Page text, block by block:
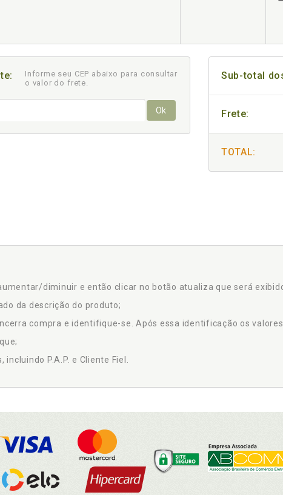
Informe seu CEP abaixo para consultar
o valor do frete.
Ok
Sub-total
Frete:
TOTAL:
diminuir e então clicar no botão atualiza que será
da descrição do produto;
compra e identifique-se. Após essa identificação os
P.A.P. e Cliente Fiel.